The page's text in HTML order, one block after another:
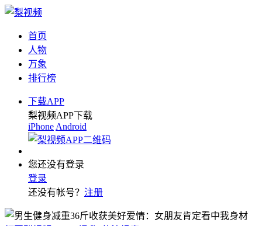
首页
人物
万象
排行榜
下载APP
梨视频APP下载
iPhone Android
您还没有登录
登录
还没有帐号？ 注册